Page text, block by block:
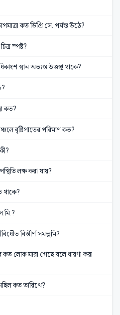
কত ডিগ্রি সে. পর্যন্ত উঠে?
স্পষ্ট?
স্থান অত্যন্ত উত্তপ্ত থাকে?
কত?
বৃষ্টিপাতের পরিমাণ কত?
লক্ষ করা যায়?
থাকে?
বিস্তীর্ণ সমভূমি?
লোক মারা গেছে বলে ধারণা করা
কত তারিখে?